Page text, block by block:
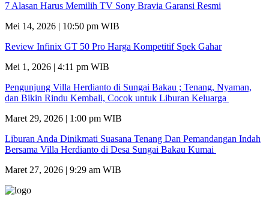
7 Alasan Harus Memilih TV Sony Bravia Garansi Resmi
Mei 14, 2026 | 10:50 pm WIB
Review Infinix GT 50 Pro Harga Kompetitif Spek Gahar
Mei 1, 2026 | 4:11 pm WIB
Pengunjung Villa Herdianto di Sungai Bakau ; Tenang, Nyaman,
dan Bikin Rindu Kembali, Cocok untuk Liburan Keluarga
Maret 29, 2026 | 1:00 pm WIB
Liburan Anda Dinikmati Suasana Tenang Dan Pemandangan Indah
Bersama Villa Herdianto di Desa Sungai Bakau Kumai
Maret 27, 2026 | 9:29 am WIB